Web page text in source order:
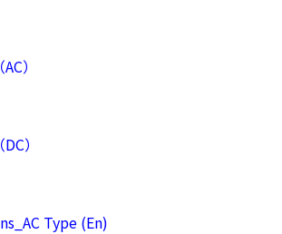
）
）
Type (En)